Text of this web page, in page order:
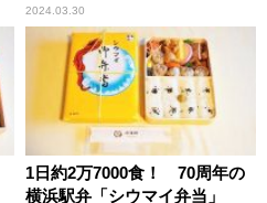
吉の精神とは？
2024.03.30
1日約2万7000食！ 70周年の
横浜駅弁「シウマイ弁当」